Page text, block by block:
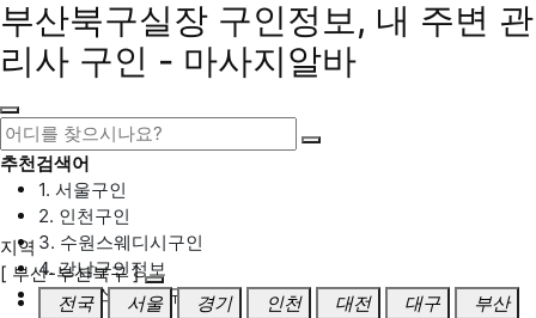
부산북구실장 구인정보, 내 주변 관
리사 구인 - 마사지알바
추천검색어
1. 서울구인
2. 인천구인
3. 수원스웨디시구인
4. 강남구인정보
5. 동탄스웨디시구인
지역
[ 부산-부산북구 ]
전국
서울 경기 인천 대전 대구
부산